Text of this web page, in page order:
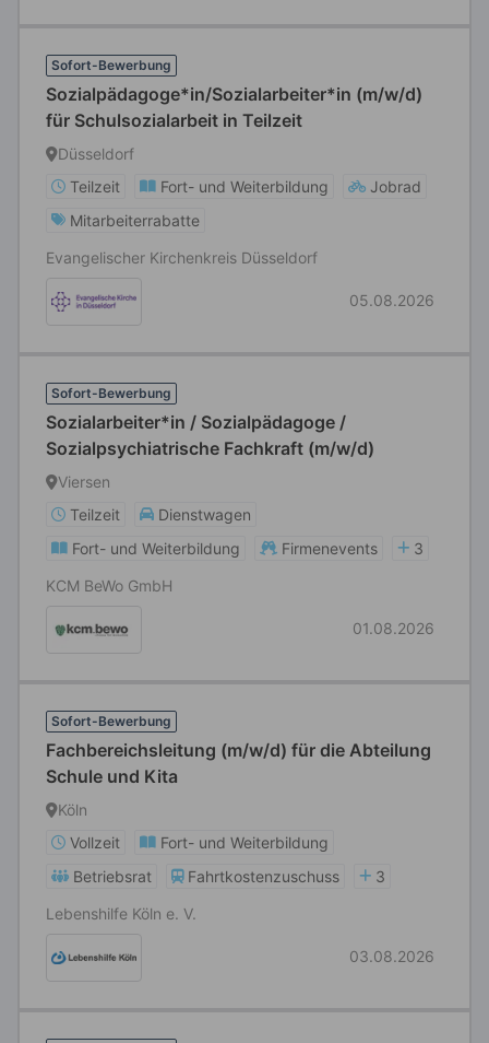
Sofort-Bewerbung
Sozialpädagoge*in/Sozialarbeiter*in (m/w/d)
für Schulsozialarbeit in Teilzeit
Düsseldorf
Teilzeit
Fort- und Weiterbildung
Jobrad
Mitarbeiterrabatte
Evangelischer Kirchenkreis Düsseldorf
05.08.2026
Sofort-Bewerbung
Sozialarbeiter*in / Sozialpädagoge /
Sozialpsychiatrische Fachkraft (m/w/d)
Viersen
Teilzeit
Dienstwagen
Fort- und Weiterbildung
Firmenevents
3
KCM BeWo GmbH
01.08.2026
Sofort-Bewerbung
Fachbereichsleitung (m/w/d) für die Abteilung
Schule und Kita
Köln
Vollzeit
Fort- und Weiterbildung
Betriebsrat
Fahrtkostenzuschuss
3
Lebenshilfe Köln e. V.
03.08.2026